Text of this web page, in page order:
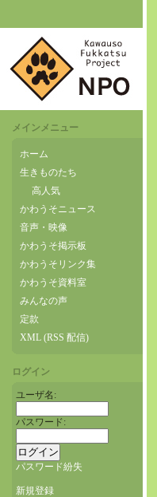
メインメニュー
ホーム
生きものたち
高人気
かわうそニュース
音声・映像
かわうそ掲示板
かわうそリンク集
かわうそ資料室
みんなの声
定款
XML (RSS 配信)
ログイン
ユーザ名:
パスワード:
パスワード紛失
新規登録